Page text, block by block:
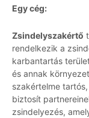
Egy cég:
Zsindelyszakértő
rendelkezik a
karbantartás
és annak
szakértelme
biztosít
zsindelyezés,